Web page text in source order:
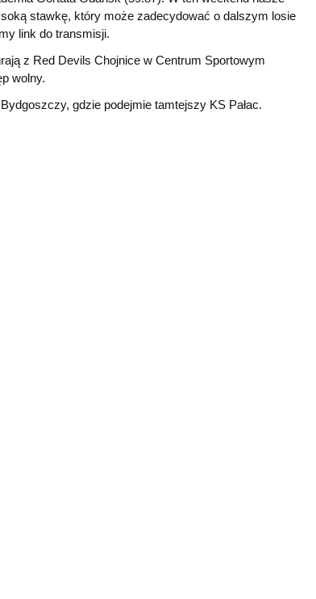
stawkę, który może zadecydować o dalszym losie
link do transmisji.
z Red Devils Chojnice w Centrum Sportowym
wolny.
gdzie podejmie tamtejszy KS Pałac.